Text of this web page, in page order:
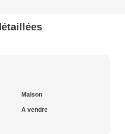
Maison
A vendre